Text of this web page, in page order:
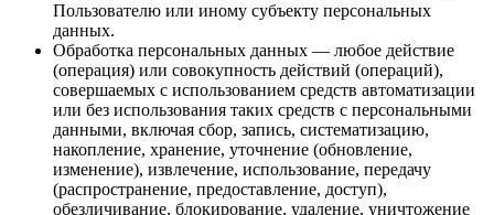
Пользователю или иному субъекту персональных
данных.
Обработка персональных данных — любое действие
(операция) или совокупность действий (операций),
совершаемых с использованием средств автоматизации
или без использования таких средств с персональными
данными, включая сбор, запись, систематизацию,
накопление, хранение, уточнение (обновление,
изменение), извлечение, использование, передачу
(распространение, предоставление, доступ),
обезличивание, блокирование, удаление, уничтожение